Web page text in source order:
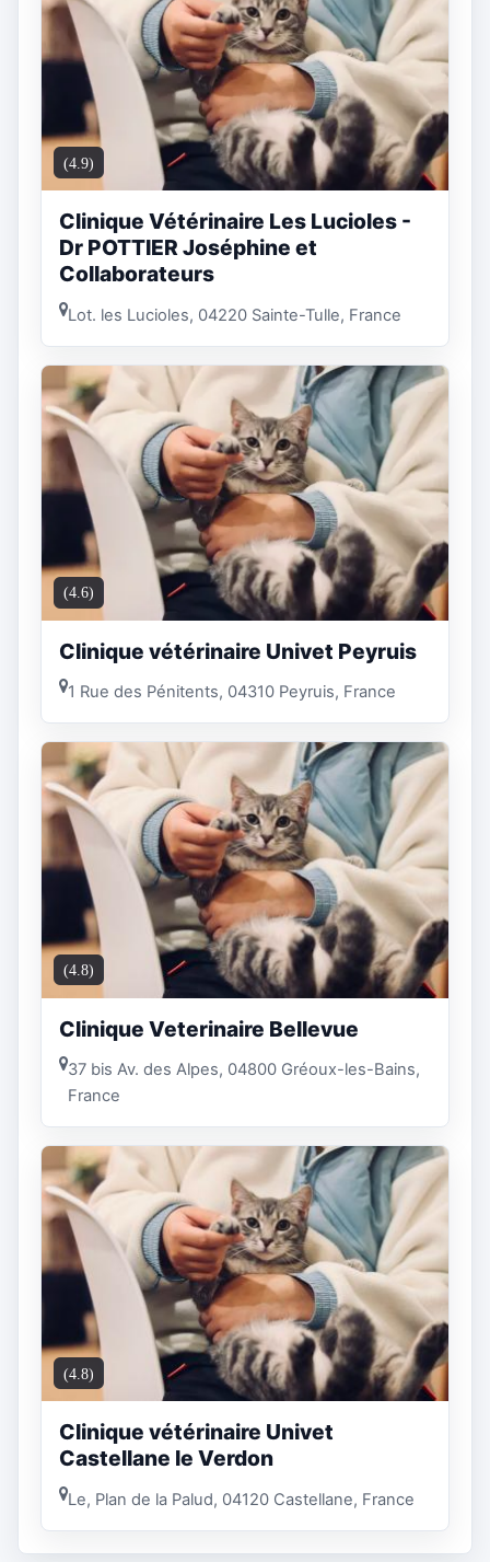
(4.9)
Clinique Vétérinaire Les Lucioles -
Dr POTTIER Joséphine et
Collaborateurs
Lot. les Lucioles, 04220 Sainte-Tulle, France
(4.6)
Clinique vétérinaire Univet Peyruis
1 Rue des Pénitents, 04310 Peyruis, France
(4.8)
Clinique Veterinaire Bellevue
37 bis Av. des Alpes, 04800 Gréoux-les-Bains,
France
(4.8)
Clinique vétérinaire Univet
Castellane le Verdon
Le, Plan de la Palud, 04120 Castellane, France